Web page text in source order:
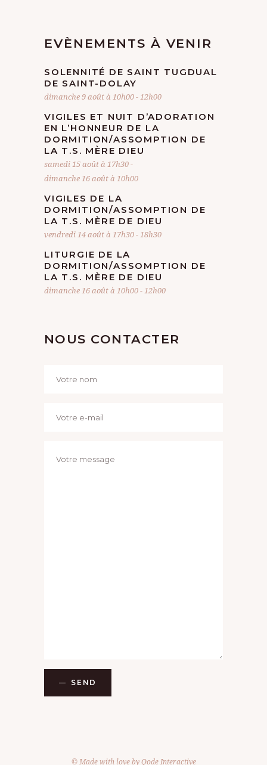
EVÈNEMENTS À VENIR
SOLENNITÉ DE SAINT TUGDUAL
DE SAINT-DOLAY
dimanche 9 août à 10h00-12h00
VIGILES ET NUIT D’ADORATION
EN L’HONNEUR DE LA
DORMITION/ASSOMPTION DE
LA T.S. MÈRE DIEU
samedi 15 août à 17h30-
dimanche 16 août à 10h00
VIGILES DE LA
DORMITION/ASSOMPTION DE
LA T.S. MÈRE DE DIEU
vendredi 14 août à 17h30-18h30
LITURGIE DE LA
DORMITION/ASSOMPTION DE
LA T.S. MÈRE DE DIEU
dimanche 16 août à 10h00-12h00
NOUS CONTACTER
SEND
© Made with love byQode Interactive